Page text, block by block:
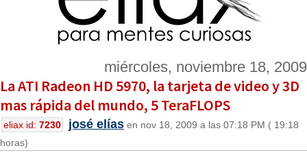
miércoles, noviembre 18, 2009
La ATI Radeon HD 5970, la tarjeta de video y 3D
mas rápida del mundo, 5 TeraFLOPS
eliax id: 7230 josé elías en nov 18, 2009 a las 07:18 PM ( 19:18
horas)